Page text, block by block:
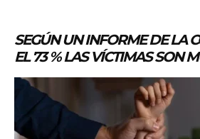
SEGÚN UN INFORME DE LA
EL 73 % LAS VÍCTIMAS SON